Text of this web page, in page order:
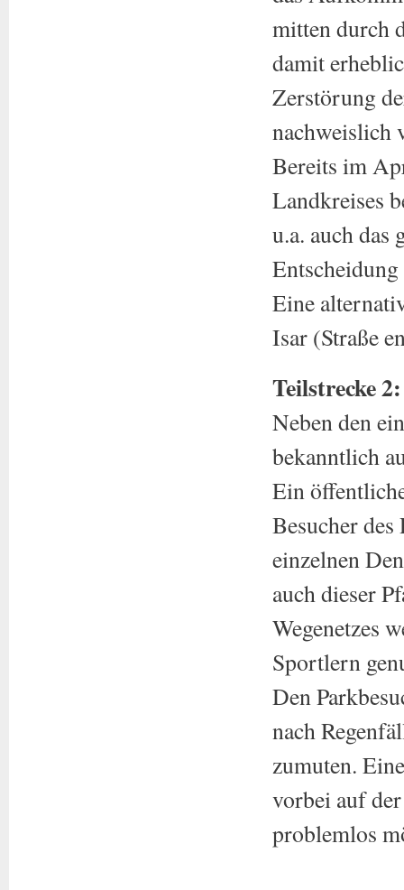
mitten durch
damit
Zerstörung
nachweislich
Bereits im
Landkreises
u.a. auch das
Eine
Isar (Straße
Teilstrecke 2:
Neben den
bekanntlich
Ein
Besucher
einzelnen
auch dieser
Wegenetzes
Sportlern
Den
nach
zumuten.
vorbei auf
problemlos